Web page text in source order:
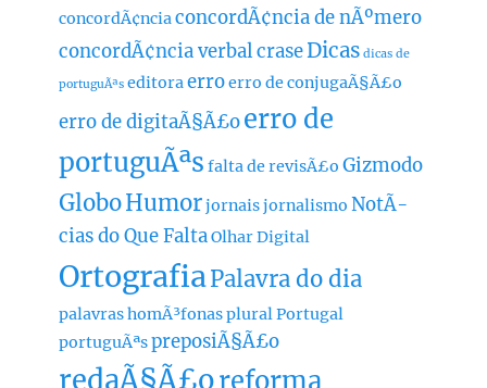
concordÃ¢nciaconcordÃ¢ncia de nÃºmero
concordÃ¢ncia verbalcraseDicas dicas de
portuguÃªs editoraerroerro de conjugaÃ§Ã£o
erro de digitaÃ§Ã£oerro de
portuguÃªs falta de revisÃ£o Gizmodo
GloboHumorjornaisjornalismo NotÃ­
cias do Que FaltaOlhar Digital
OrtografiaPalavra do dia
palavras homÃ³fonaspluralPortugal
portuguÃªspreposiÃ§Ã£o
redaÃ§Ã£oreforma